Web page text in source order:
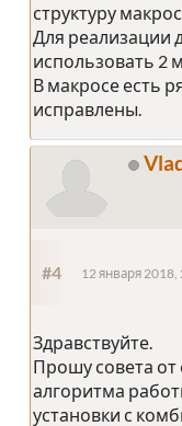
структуру
Для реализации
использовать 2
В макросе есть
исправлены.
#4 12 января 2018,
Здравствуйте.
Прошу совета
алгоритма
установки с